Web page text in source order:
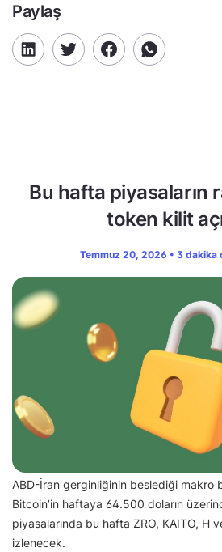
Paylaş
Bu hafta piyasaların
token kilit
Temmuz 20, 2026 • 3 dakika
ABD-İran gerginliğinin beslediği makro
Bitcoin’in haftaya 64.500 doların
piyasalarında bu hafta ZRO, KAITO, H ve
izlenecek.